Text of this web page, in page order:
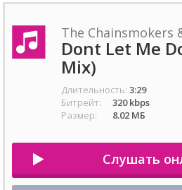
The Chainsmokers
Dont Let Me
Mix)
Длительность: 3:29
Битрейт:
320 kbps
Размер:
8.02 МБ
Слушать